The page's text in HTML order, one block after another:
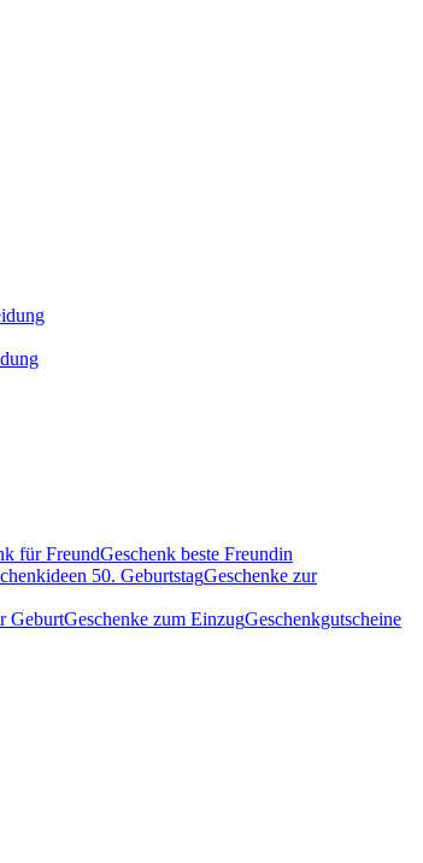
für FreundGeschenk beste Freundin
50. GeburtstagGeschenke zur
GeburtGeschenke zum EinzugGeschenkgutscheine